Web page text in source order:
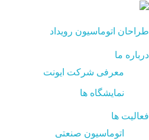
طراحان اتوماسیون رویداد
درباره ما
معرفی شرکت ایونت
نمایشگاه ها
فعالیت ها
اتوماسیون صنعتی